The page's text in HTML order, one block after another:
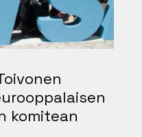
komitean